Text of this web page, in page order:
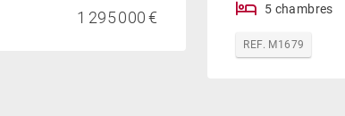
1 295 000 € 5 chambres
REF. M1679